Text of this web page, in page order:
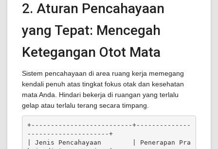
2. Aturan Pencahayaan
yang Tepat: Mencegah
Ketegangan Otot Mata
Sistem pencahayaan di area ruang kerja memegang
kendali penuh atas tingkat fokus otak dan kesehatan
mata Anda. Hindari bekerja di ruangan yang terlalu
gelap atau terlalu terang secara timpang.
+--------------------------+--------------
---------------------+
| Jenis Pencahayaan        | Penerapan Pra